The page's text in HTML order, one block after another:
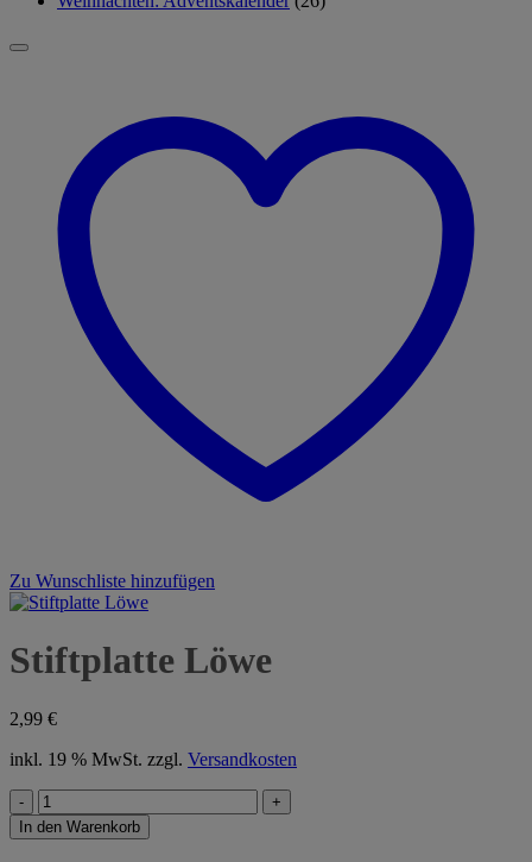
Zu Wunschliste hinzufügen
Stiftplatte Löwe
2,99 €
inkl. 19 % MwSt. zzgl. Versandkosten
Stiftplatte
Löwe
Menge
In den Warenkorb